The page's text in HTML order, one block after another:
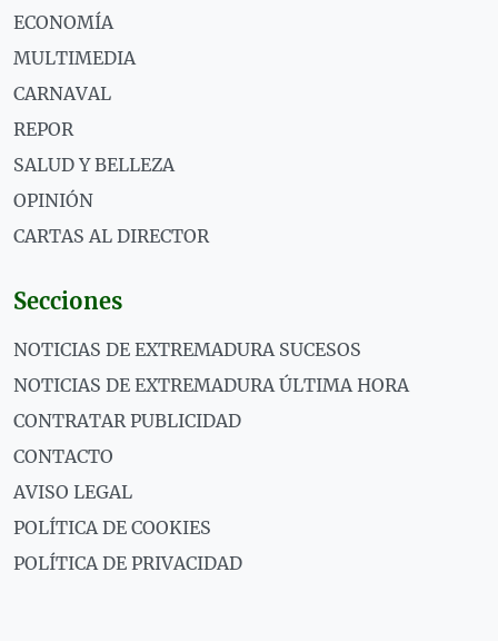
ECONOMÍA
MULTIMEDIA
CARNAVAL
REPOR
SALUD Y BELLEZA
OPINIÓN
CARTAS AL DIRECTOR
Secciones
NOTICIAS DE EXTREMADURA SUCESOS
NOTICIAS DE EXTREMADURA ÚLTIMA HORA
CONTRATAR PUBLICIDAD
CONTACTO
AVISO LEGAL
POLÍTICA DE COOKIES
POLÍTICA DE PRIVACIDAD